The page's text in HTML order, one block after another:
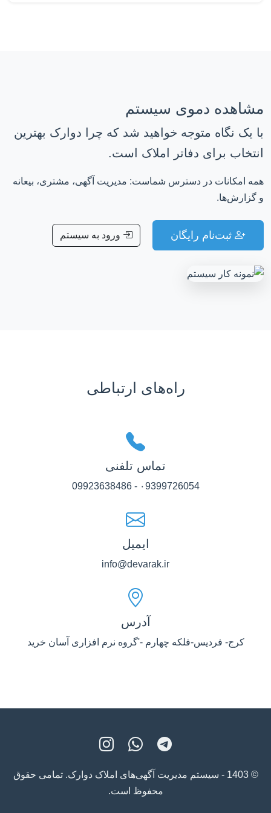
مشاهده دموی سیستم
با یک نگاه متوجه خواهید شد که چرا دوارک بهترین
انتخاب برای دفاتر املاک است.
همه امکانات در دسترس شماست: مدیریت آگهی، مشتری، بیعانه
و گزارش‌ها.
ثبت‌نام رایگان ورود به سیستم
راه‌های ارتباطی
تماس تلفنی
۰9399726054 - 09923638486
ایمیل
info@devarak.ir
آدرس
کرج- فردیس-فلکه چهارم -'گروه نرم افزاری آسان خرید
© 1403 - سیستم مدیریت آگهی‌های املاک دوارک. تمامی حقوق
محفوظ است.